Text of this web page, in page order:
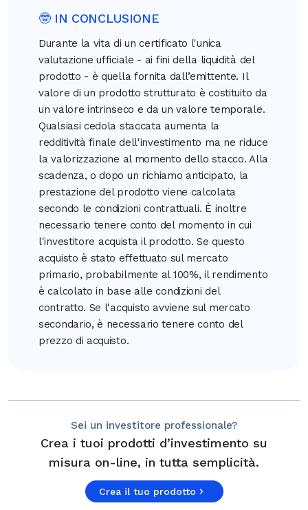
🤓 IN CONCLUSIONE
Durante la vita di un certificato l'unica
valutazione ufficiale - ai fini della liquidità del
prodotto - è quella fornita dall’emittente. Il
valore di un prodotto strutturato è costituito da
un valore intrinseco e da un valore temporale.
Qualsiasi cedola staccata aumenta la
redditività finale dell'investimento ma ne riduce
la valorizzazione al momento dello stacco. Alla
scadenza, o dopo un richiamo anticipato, la
prestazione del prodotto viene calcolata
secondo le condizioni contrattuali. È inoltre
necessario tenere conto del momento in cui
l'investitore acquista il prodotto. Se questo
acquisto è stato effettuato sul mercato
primario, probabilmente al 100%, il rendimento
è calcolato in base alle condizioni del
contratto. Se l'acquisto avviene sul mercato
secondario, è necessario tenere conto del
prezzo di acquisto.
Sei un investitore professionale?
Crea i tuoi prodotti d’investimento su
misura on-line, in tutta semplicità.
Crea il tuo prodotto